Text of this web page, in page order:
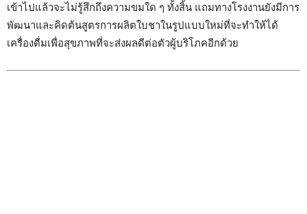
เข้าไปแล้วจะไม่รู้สึกถึงความขมใด ๆ ทั้งสิ้น แถมทางโรงงานยังมีการ
พัฒนาและคิดต้นสูตรการผลิตใบชาในรูปแบบใหม่ที่จะทำให้ได้
เครื่องดื่มเพื่อสุขภาพที่จะส่งผลดีต่อตัวผู้บริโภคอีกด้วย